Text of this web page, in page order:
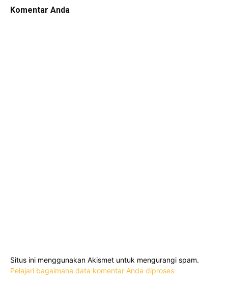
Komentar Anda
Situs ini menggunakan Akismet untuk mengurangi spam.
Pelajari bagaimana data komentar Anda diproses